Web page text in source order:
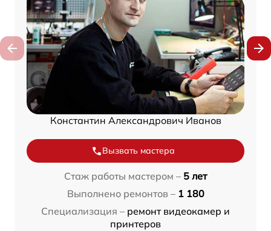
Константин Александрович Иванов
Вызвать мастера
Стаж работы мастером – 5 лет
Выполнено ремонтов – 1 180
Специализация – ремонт видеокамер и
принтеров